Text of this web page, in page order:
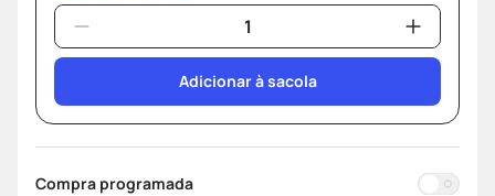
Adicionar à sacola
Compra programada